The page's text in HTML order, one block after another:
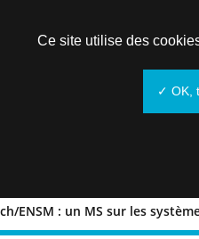
ENSM : un MS sur les
ENSM : un MS
Ce site utilise des
✓ OK,